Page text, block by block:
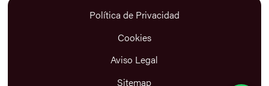
Política de Privacidad
Cookies
Aviso Legal
Sitemap